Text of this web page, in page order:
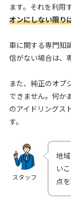
ます。それを利用
オンにしない限り
車に関する専門知
信がない場合は、
また、純正のオプ
できません。何か
のアイドリングス
す。
スタッフ
地
い
点